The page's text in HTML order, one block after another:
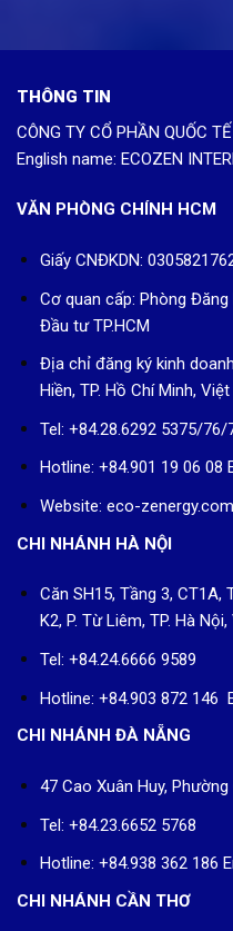
THÔNG TIN
CÔNG TY CỔ PHẦN QUỐC
English name: ECOZEN
VĂN PHÒNG CHÍNH HCM
Giấy CNĐKDN:
Cơ quan cấp: Phòng
Đầu tư TP.HCM
Địa chỉ đăng ký kinh
Hiền, TP. Hồ Chí Minh,
Tel: +84.28.6292 5375/76/
Hotline: +84.901 19 06 08
Website: eco-zenergy.com
CHI NHÁNH HÀ NỘI
Căn SH15, Tầng 3,
K2, P. Từ Liêm, TP. Hà
Tel: +84.24.6666 9589
Hotline: +84.903 872 146
CHI NHÁNH ĐÀ NẴNG
47 Cao Xuân Huy,
Tel: +84.23.6652 5768
Hotline: +84.938 362 186
CHI NHÁNH CẦN THƠ